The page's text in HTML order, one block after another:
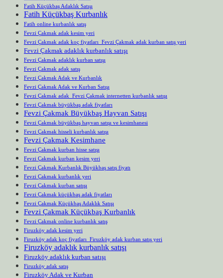
Fatih Küçükbaş Adaklık Satışı
Fatih Küçükbaş Kurbanlık
Fatih online kurbanlık satış
Fevzi Çakmak adak kesim yeri
Fevzi Çakmak adak koç fiyatları Fevzi Çakmak adak kurban satış yeri
Fevzi Çakmak adaklık kurbanlık satışı
Fevzi Çakmak adaklık kurban satışı
Fevzi Çakmak adak satış
Fevzi Çakmak Adak ve Kurbanlık
Fevzi Çakmak Adak ve Kurban Satışı
Fevzi Çakmak adak Fevzi Çakmak internetten kurbanlık satışı
Fevzi Çakmak büyükbaş adak fiyatları
Fevzi Çakmak Büyükbaş Hayvan Satışı
Fevzi Çakmak büyükbaş hayvan satışı ve kesimhanesi
Fevzi Çakmak hisseli kurbanlık satışı
Fevzi Çakmak Kesimhane
Fevzi Çakmak kurban hisse satışı
Fevzi Çakmak kurban kesim yeri
Fevzi Çakmak Kurbanlık Büyükbaş satış fiyatı
Fevzi Çakmak kurbanlık yeri
Fevzi Çakmak kurban satışı
Fevzi Çakmak küçükbaş adak fiyatları
Fevzi Çakmak Küçükbaş Adaklık Satışı
Fevzi Çakmak Küçükbaş Kurbanlık
Fevzi Çakmak online kurbanlık satış
Firuzköy adak kesim yeri
Firuzköy adak koç fiyatları Firuzköy adak kurban satış yeri
Firuzköy adaklık kurbanlık satışı
Firuzköy adaklık kurban satışı
Firuzköy adak satış
Firuzköy Adak ve Kurban